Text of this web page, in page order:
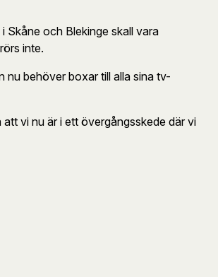
Skåne och Blekinge skall vara
inte.
nu behöver boxar till alla sina tv-
vi nu är i ett övergångsskede där vi